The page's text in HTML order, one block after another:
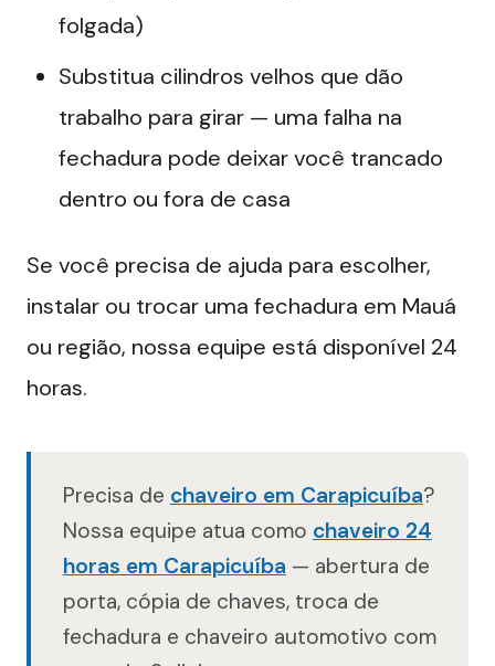
folgada)
Substitua cilindros velhos que dão
trabalho para girar — uma falha na
fechadura pode deixar você trancado
dentro ou fora de casa
Se você precisa de ajuda para escolher,
instalar ou trocar uma fechadura em Mauá
ou região, nossa equipe está disponível 24
horas.
Precisa de chaveiro em Carapicuíba?
Nossa equipe atua como chaveiro 24
horas em Carapicuíba — abertura de
porta, cópia de chaves, troca de
fechadura e chaveiro automotivo com